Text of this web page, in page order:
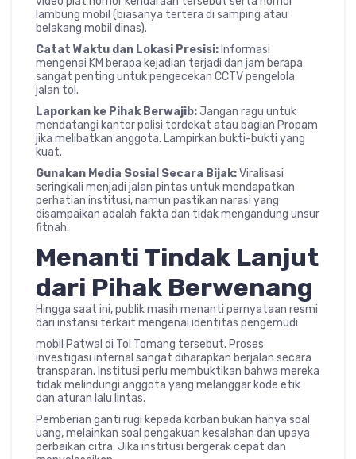
lambung mobil (biasanya tertera di samping atau
belakang mobil dinas).
Catat Waktu dan Lokasi Presisi: Informasi
mengenai KM berapa kejadian terjadi dan jam berapa
sangat penting untuk pengecekan CCTV pengelola
jalan tol.
Laporkan ke Pihak Berwajib:Jangan ragu untuk
mendatangi kantor polisi terdekat atau bagian Propam
jika melibatkan anggota. Lampirkan bukti-bukti yang
kuat.
Gunakan Media Sosial Secara Bijak:Viralisasi
seringkali menjadi jalan pintas untuk mendapatkan
perhatian institusi, namun pastikan narasi yang
disampaikan adalah fakta dan tidak mengandung unsur
fitnah.
Menanti Tindak Lanjut
dari Pihak Berwenang
Hingga saat ini, publik masih menanti pernyataan resmi
dari instansi terkait mengenai identitas pengemudi
mobil Patwal di Tol Tomang tersebut. Proses
investigasi internal sangat diharapkan berjalan secara
transparan. Institusi perlu membuktikan bahwa mereka
tidak melindungi anggota yang melanggar kode etik
dan aturan lalu lintas.
Pemberian ganti rugi kepada korban bukan hanya soal
uang, melainkan soal pengakuan kesalahan dan upaya
perbaikan citra. Jika institusi bergerak cepat dan